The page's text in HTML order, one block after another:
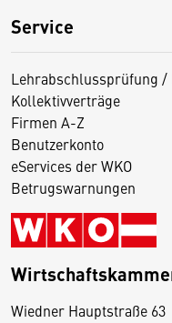
Service
Lehrabschlussprüfung /
Kollektivverträge
Firmen A-Z
Benutzerkonto
eServices der WKO
Betrugswarnungen
Wiedner Hauptstraße 63
D